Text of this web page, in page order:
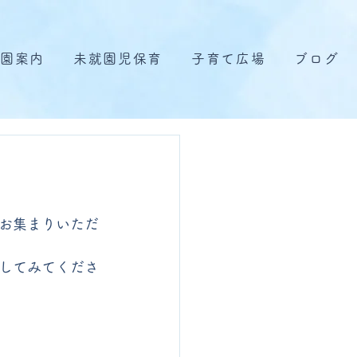
案内 未就園児保育 子育て広場 ブログ
集まりいただ
てみてくださ